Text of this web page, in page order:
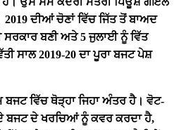
ਦੀਆਂ ਚੋਣਾਂ ਵਿੱਚ ਜਿੱਤ ਤੋਂ ਬਾਅਦ
ਸਰਕਾਰ ਬਣੀ ਅਤੇ 5 ਜੁਲਾਈ ਨੂੰ ਵਿੱਤ
ਸਾਲ 2019-20 ਦਾ ਪੂਰਾ ਬਜਟ ਪੇਸ਼
ਵਿੱਚ ਥੋੜ੍ਹਾ ਜਿਹਾ ਅੰਤਰ ਹੈ। ਵੋਟ-
ਦੇ ਖਰਚਿਆਂ ਨੂੰ ਕਵਰ ਕਰਦਾ ਹੈ,